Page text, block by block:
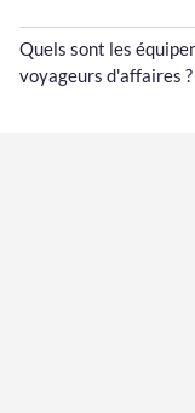
Quels sont les
voyageurs d'affaires ?